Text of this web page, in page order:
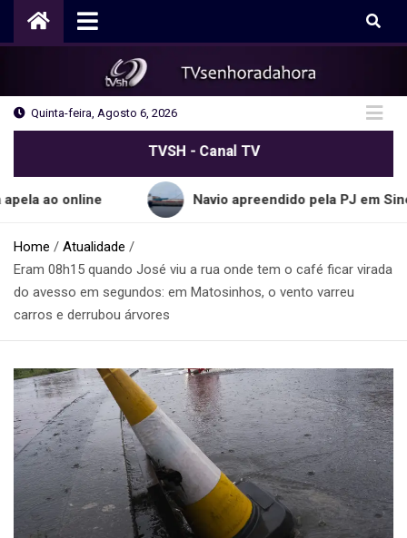
Quinta-feira, Agosto 6, 2026
TVSH - Canal TV
Navio apreendido pela PJ em Sines
Home
Atualidade
Eram 08h15 quando José viu a rua onde tem o café ficar virada
do avesso em segundos: em Matosinhos, o vento varreu
carros e derrubou árvores